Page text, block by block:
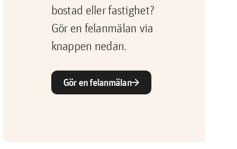
bostad eller fastighet?
Gör en felanmälan via
knappen nedan.
Gör en felanmälanarrow_forward